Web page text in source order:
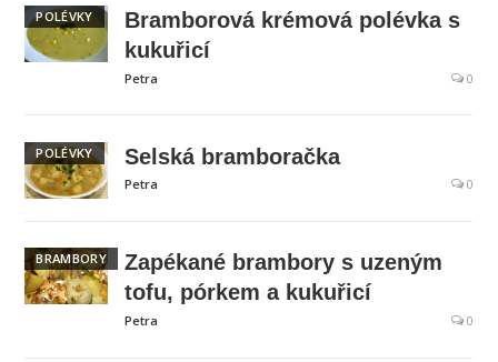
POLÉVKY
Bramborová krémová polévka s
kukuřicí
Petra 0
POLÉVKY Selská bramboračka
Petra 0
BRAMBORY
Zapékané brambory s uzeným
tofu, pórkem a kukuřicí
Petra 0